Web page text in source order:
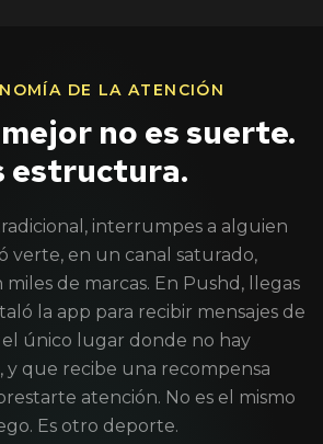
DE LA ATENCIÓN
no es suerte.
estructura.
interrumpes a alguien
verte, en un canal saturado,
de marcas. En Pushd, llegas
la app para recibir mensajes de
el único lugar donde no hay
y que recibe una recompensa
atención. No es el mismo
Es otro deporte.